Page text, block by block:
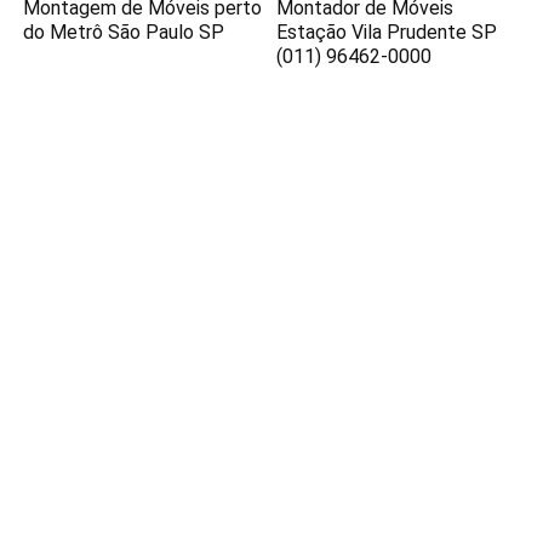
Montagem de Móveis perto
do Metrô São Paulo SP
Montador de Móveis
Estação Vila Prudente SP
(011) 96462-0000